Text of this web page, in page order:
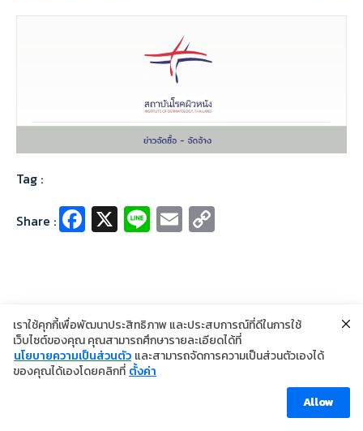
Tag :
Share : Fa
ce
o
k
X Li
n
E
m
Li
n
©2024 Copyright Institute of Dermatology Thailand
นโยบายการคุ้มครองข้อมูลส่วนบุคคล
Visitor [ahc_total_visits]
เราใช้คุกกี้เพื่อพัฒนาประสิทธิภาพ และประสบการณ์ที่ดีในการใช้
เว็บไซต์ของคุณ คุณสามารถศึกษารายละเอียดได้ที่
นโยบายความเป็นส่วนตัว และสามารถจัดการความเป็นส่วนตัวเองได้
ของคุณได้เองโดยคลิกที่ ตั้งค่า
Allow